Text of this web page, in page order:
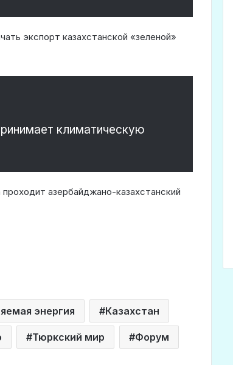
экспорт казахстанской «зеленой»
климатическую
азербайджано-казахстанский
энергия Казахстан
Тюркский мир Форум